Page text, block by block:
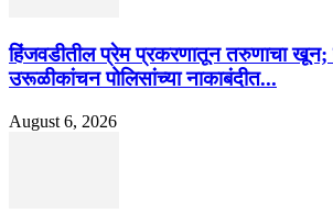
हिंजवडीतील प्रेम प्रकरणातून तरुणाचा खून;
उरूळीकांचन पोलिसांच्या नाकाबंदीत...
August 6, 2026